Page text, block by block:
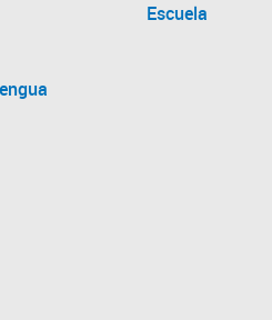
Escuela